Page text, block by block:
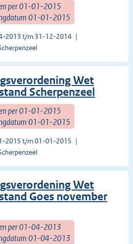
per 01-01-2015
01-01-2015
2013 t/m 31-12-2014
Wet
Scherpenzeel
per 01-01-2015
01-01-2015
2015 t/m 01-01-2015
Wet
Goes november
per 01-04-2013
01-04-2013